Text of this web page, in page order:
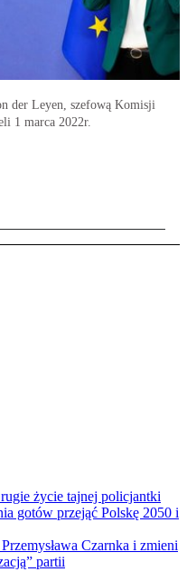
der Leyen, szefową Komisji
1 marca 2022r.
życie tajnej policjantki
gotów przejąć Polskę 2050 i
Czarnka i zmieni
partii